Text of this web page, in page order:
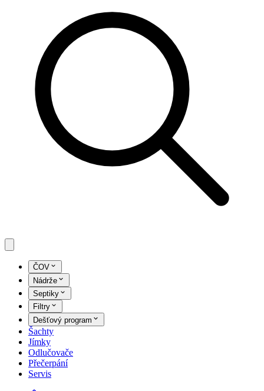
ČOV
Nádrže
Septiky
Filtry
Dešťový program
Šachty
Jímky
Odlučovače
Přečerpání
Servis